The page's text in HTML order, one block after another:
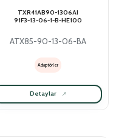
TXR41AB90-1306AI
91F3-13-06-1-B-HE100
ATX85-90-13-06-BA
Adaptörler
Detaylar